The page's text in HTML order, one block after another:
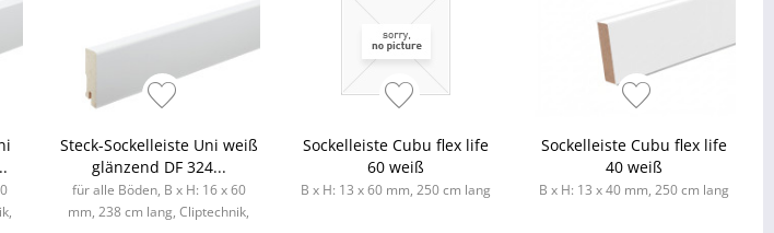
Steck-Sockelleiste Uni weiß
glänzend DF 324...
für alle Böden, B x H: 16 x 60
mm, 238 cm lang, Cliptechnik,
Sockelleiste Cubu flex life
60 weiß
B x H: 13 x 60 mm, 250 cm lang
Sockelleiste Cubu flex life
40 weiß
B x H: 13 x 40 mm, 250 cm lang